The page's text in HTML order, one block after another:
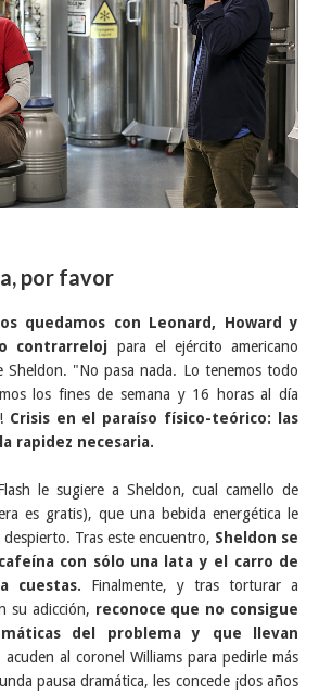
por favor
quedamos con Leonard, Howard y
contrarreloj para el ejército americano
Sheldon. "No pasa nada. Lo tenemos todo
los fines de semana y 16 horas al día
Crisis en el paraíso físico-teórico: las
rapidez necesaria.
le sugiere a Sheldon, cual camello de
es gratis), que una bebida energética le
Tras este encuentro, Sheldon se
con sólo una lata y el carro de
cuestas. Finalmente, y tras torturar a
su adicción, reconoce que no consigue
del problema y que llevan
acuden al coronel Williams para pedirle más
pausa dramática, les concede ¡dos años